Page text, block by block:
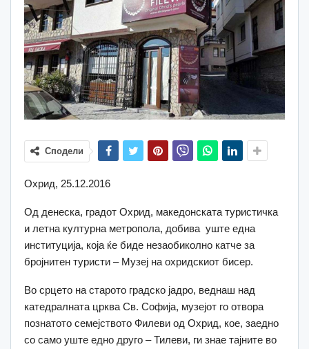
Сподели
Охрид, 25.12.2016
Од денеска, градот Охрид, македонската туристичка
и летна културна метропола, добива уште една
институција, која ќе биде незаобиколно катче за
бројнитен туристи – Музеј на охридскиот бисер.
Во срцето на старото градско јадро, веднаш над
катедралната црква Св. Софија, музејот го отвора
познатото семејството Филеви од Охрид, кое, заедно
со само уште едно друго – Тилеви, ги знае тајните во